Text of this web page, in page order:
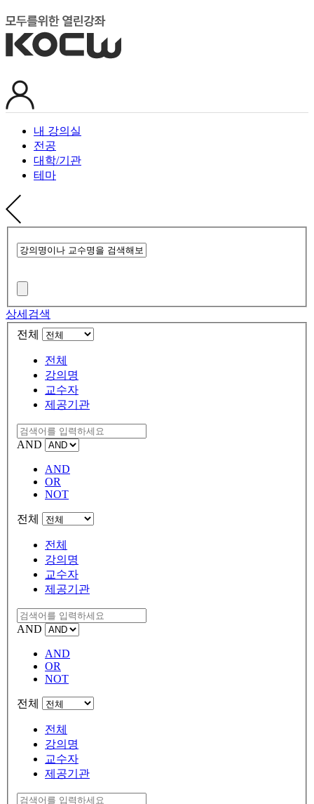
내 강의실
전공
대학/기관
테마
상세검색
전체
전체
강의명
교수자
제공기관
AND
AND
OR
NOT
전체
전체
강의명
교수자
제공기관
AND
AND
OR
NOT
전체
전체
강의명
교수자
제공기관